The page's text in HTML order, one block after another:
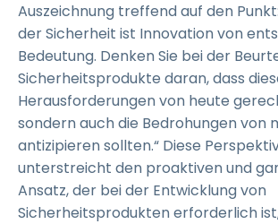
Auszeichnung treffend auf den
der Sicherheit ist Innovation von
Bedeutung. Denken Sie bei der
Sicherheitsprodukte daran, dass
Herausforderungen von heute
sondern auch die Bedrohungen von
antizipieren sollten.“ Diese
unterstreicht den proaktiven und
Ansatz, der bei der Entwicklung von
Sicherheitsprodukten erforderlich